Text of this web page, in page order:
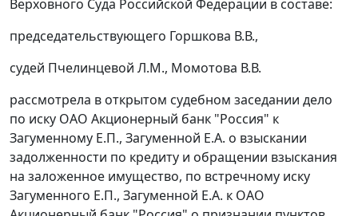
Верховного Суда Российской Федерации в составе:
председательствующего Горшкова В.В.,
судей Пчелинцевой Л.М., Момотова В.В.
рассмотрела в открытом судебном заседании дело
по иску ОАО Акционерный банк "Россия" к
Загуменному Е.П., Загуменной Е.А. о взыскании
задолженности по кредиту и обращении взыскания
на заложенное имущество, по встречному иску
Загуменного Е.П., Загуменной Е.А. к ОАО